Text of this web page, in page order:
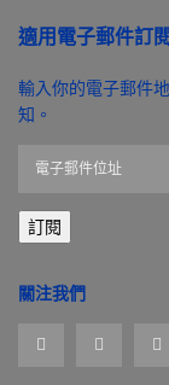
適用電子郵件訂
輸入你的電子郵件
知。
郵
件
址
訂閱
關注我們